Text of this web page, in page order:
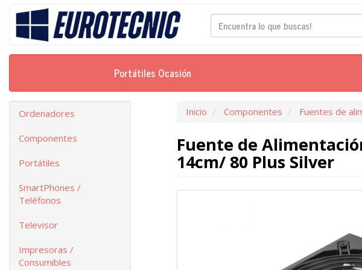
Portátiles Ocasión
Ordenadores
Componentes
Portátiles
SmartPhones /
Teléfonos
Televisor
Impresoras /
Consumibles
Inicio Componentes Fuentes de
Fuente de
14cm/ 80 Plus Silver